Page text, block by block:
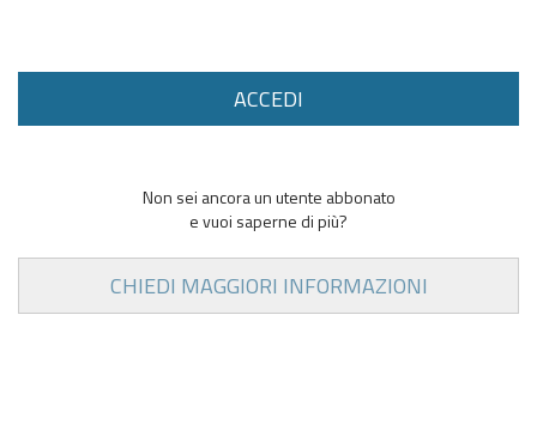
ACCEDI
Non sei ancora un utente abbonato
e vuoi saperne di più?
CHIEDI MAGGIORI INFORMAZIONI